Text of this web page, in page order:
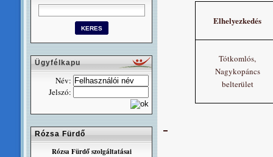
Elhelyezkedés
Tótkomlós,
Nagykopáncs
belterület
Ügyfélkapu
Név:
Jelszó:
Rózsa Fürdő
Rózsa Fürdő szolgáltatásai